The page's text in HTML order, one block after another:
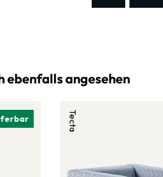
ebenfalls angesehen
Tecta